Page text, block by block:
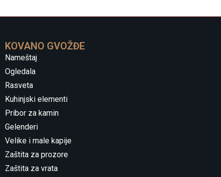
KOVANO GVOŽĐE
Nameštaj
Ogledala
Rasveta
Kuhinjski elementi
Pribor za kamin
Gelenderi
Velike i male kapije
Zaštita za prozore
Zaštita za vrata